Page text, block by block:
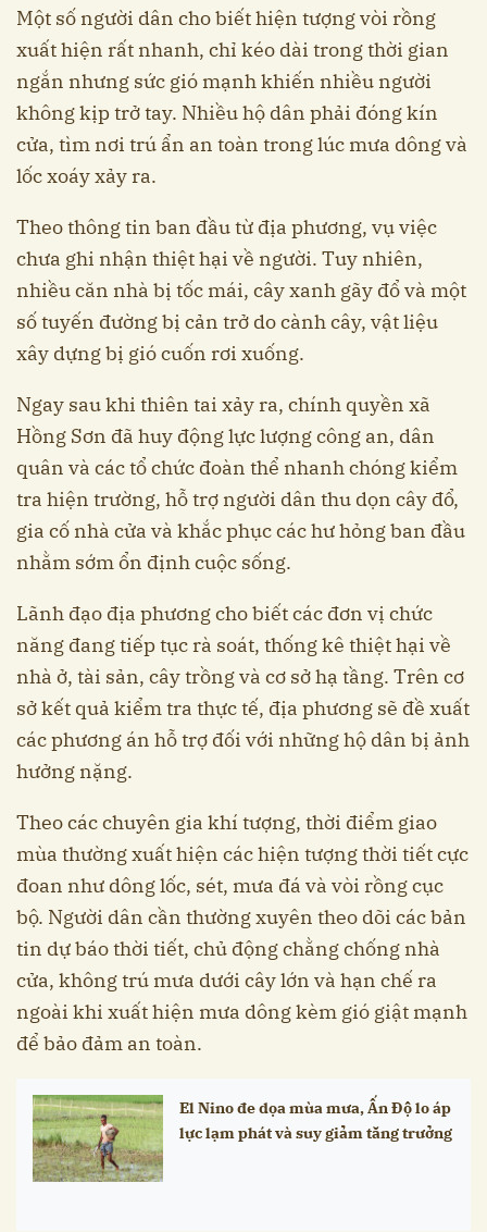
Một số người dân cho biết hiện tượng vòi rồng
xuất hiện rất nhanh, chỉ kéo dài trong thời gian
ngắn nhưng sức gió mạnh khiến nhiều người
không kịp trở tay. Nhiều hộ dân phải đóng kín
cửa, tìm nơi trú ẩn an toàn trong lúc mưa dông và
lốc xoáy xảy ra.
Theo thông tin ban đầu từ địa phương, vụ việc
chưa ghi nhận thiệt hại về người. Tuy nhiên,
nhiều căn nhà bị tốc mái, cây xanh gãy đổ và một
số tuyến đường bị cản trở do cành cây, vật liệu
xây dựng bị gió cuốn rơi xuống.
Ngay sau khi thiên tai xảy ra, chính quyền xã
Hồng Sơn đã huy động lực lượng công an, dân
quân và các tổ chức đoàn thể nhanh chóng kiểm
tra hiện trường, hỗ trợ người dân thu dọn cây đổ,
gia cố nhà cửa và khắc phục các hư hỏng ban đầu
nhằm sớm ổn định cuộc sống.
Lãnh đạo địa phương cho biết các đơn vị chức
năng đang tiếp tục rà soát, thống kê thiệt hại về
nhà ở, tài sản, cây trồng và cơ sở hạ tầng. Trên cơ
sở kết quả kiểm tra thực tế, địa phương sẽ đề xuất
các phương án hỗ trợ đối với những hộ dân bị ảnh
hưởng nặng.
Theo các chuyên gia khí tượng, thời điểm giao
mùa thường xuất hiện các hiện tượng thời tiết cực
đoan như dông lốc, sét, mưa đá và vòi rồng cục
bộ. Người dân cần thường xuyên theo dõi các bản
tin dự báo thời tiết, chủ động chằng chống nhà
cửa, không trú mưa dưới cây lớn và hạn chế ra
ngoài khi xuất hiện mưa dông kèm gió giật mạnh
để bảo đảm an toàn.
El Nino đe dọa mùa mưa, Ấn Độ lo áp
lực lạm phát và suy giảm tăng trưởng